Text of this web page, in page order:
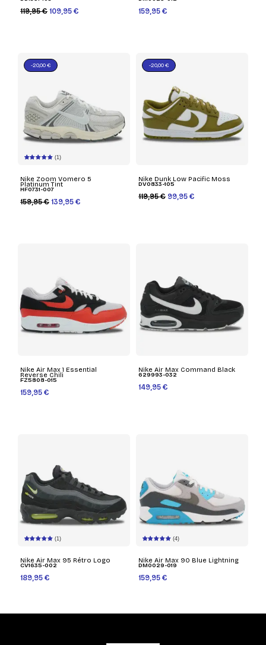
119,95 € 109,95 € 159,95 €
(1)
Nike Zoom Vomero 5
Platinum Tint
HF0731-007
159,95 € 139,95 €
-20,00 €
Nike Dunk Low Pacific Moss
DV0833-105
119,95 € 99,95 €
-20,00 €
Nike Air Max 1 Essential
Reverse Chili
FZ5808-015
159,95 €
Nike Air Max Command Black
629993-032
149,95 €
(1)
Nike Air Max 95 Rétro Logo
CV1635-002
189,95 €
(4)
Nike Air Max 90 Blue Lightning
DM0029-019
159,95 €